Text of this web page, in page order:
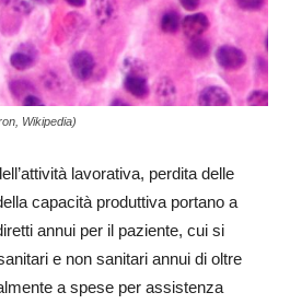
Wikipedia)
lavorativa, perdita delle
capacità produttiva portano a
annui per il paziente, cui si
e non sanitari annui di oltre
a spese per assistenza